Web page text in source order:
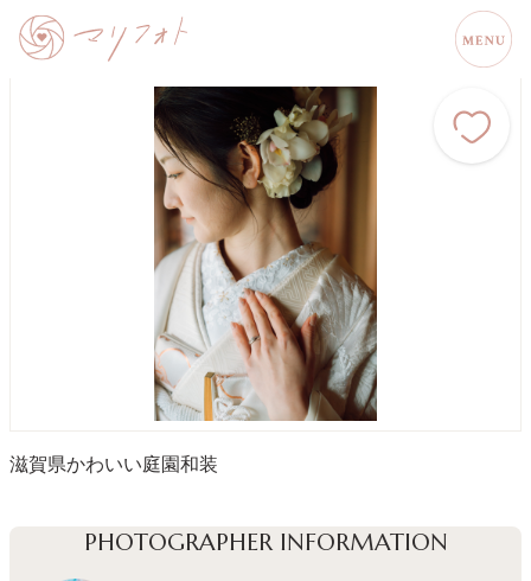
滋賀県かわいい庭園和装
PHOTOGRAPHER INFORMATION